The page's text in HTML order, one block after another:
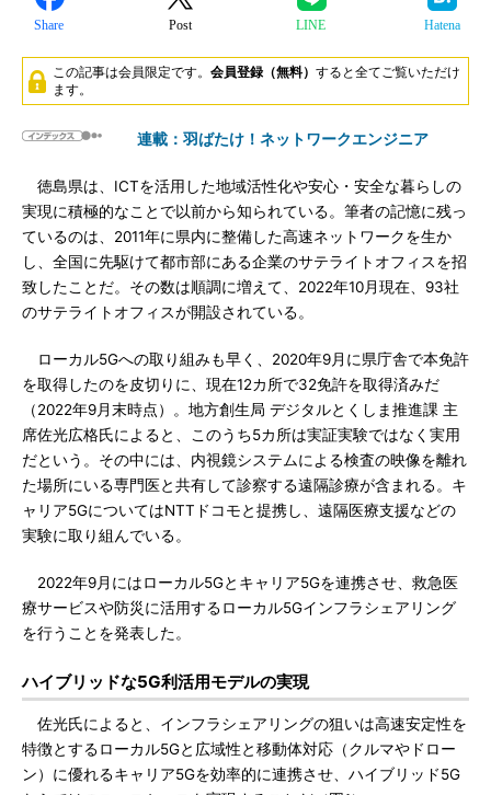
Share Post LINE Hatena
この記事は会員限定です。 会員登録（無料） すると全てご覧いただけ
ます。
連載：羽ばたけ！ネットワークエンジニア
徳島県は、ICTを活用した地域活性化や安心・安全な暮らしの
実現に積極的なことで以前から知られている。筆者の記憶に残っ
ているのは、2011年に県内に整備した高速ネットワークを生か
し、全国に先駆けて都市部にある企業のサテライトオフィスを招
致したことだ。その数は順調に増えて、2022年10月現在、93社
のサテライトオフィスが開設されている。
ローカル5Gへの取り組みも早く、2020年9月に県庁舎で本免許
を取得したのを皮切りに、現在12カ所で32免許を取得済みだ
（2022年9月末時点）。地方創生局 デジタルとくしま推進課 主
席佐光広格氏によると、このうち5カ所は実証実験ではなく実用
だという。その中には、内視鏡システムによる検査の映像を離れ
た場所にいる専門医と共有して診察する遠隔診療が含まれる。キ
ャリア5GについてはNTTドコモと提携し、遠隔医療支援などの
実験に取り組んでいる。
2022年9月にはローカル5Gとキャリア5Gを連携させ、救急医
療サービスや防災に活用するローカル5Gインフラシェアリング
を行うことを発表した。
ハイブリッドな5G利活用モデルの実現
佐光氏によると、インフラシェアリングの狙いは高速安定性を
特徴とするローカル5Gと広域性と移動体対応（クルマやドロー
ン）に優れるキャリア5Gを効率的に連携させ、ハイブリッド5G